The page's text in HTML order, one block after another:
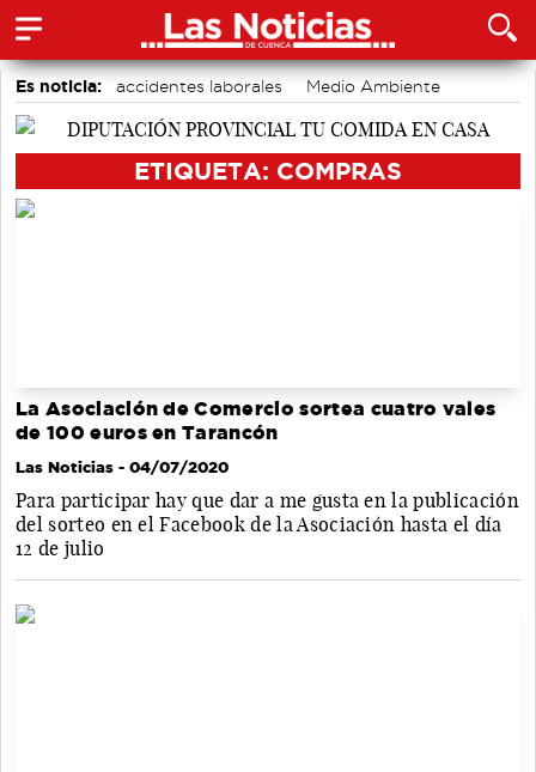
Es noticia: accidentes laborales
Medio Ambiente
Auditorio de Cuenca
Área de DeportesETIQUETA: COMPRAS
La Asociación de Comercio sortea cuatro vales
de 100 euros en Tarancón
Las Noticias - 04/07/2020
Para participar hay que dar a me gusta en la publicación
del sorteo en el Facebook de la Asociación hasta el día
12 de julio